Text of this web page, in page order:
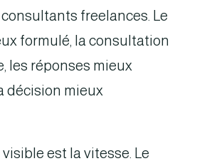
freelances. Le
formulé, la consultation
les réponses mieux
décision mieux
est la vitesse. Le